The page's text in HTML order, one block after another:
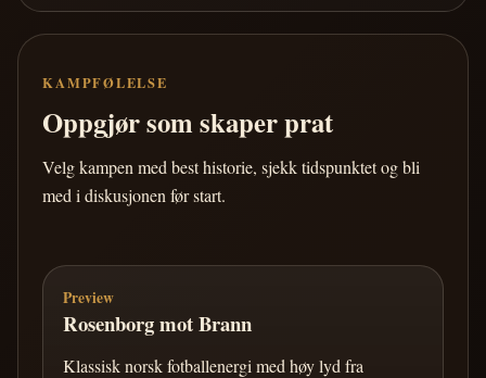
KAMPFØLELSE
Oppgjør som skaper prat
Velg kampen med best historie, sjekk tidspunktet og bli
med i diskusjonen før start.
Preview
Rosenborg mot Brann
Klassisk norsk fotballenergi med høy lyd fra